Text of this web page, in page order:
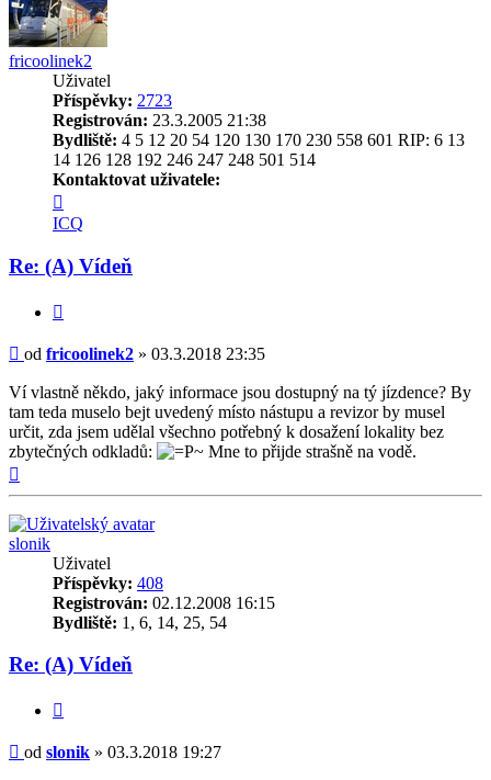
fricoolinek2
Uživatel
Příspěvky: 2723
Registrován: 23.3.2005 21:38
Bydliště: 4 5 12 20 54 120 130 170 230 558 601 RIP: 6 13
14 126 128 192 246 247 248 501 514
Kontaktovat uživatele:
uživatele
fricoolinek2
ICQ
Re: (A) Vídeň
Příspěvek
od fricoolinek2 » 03.3.2018 23:35
Ví vlastně někdo, jaký informace jsou dostupný na tý jízdence? By
tam teda muselo bejt uvedený místo nástupu a revizor by musel
určit, zda jsem udělal všechno potřebný k dosažení lokality bez
zbytečných odkladů:
Mne to přijde strašně na vodě.
slonik
Uživatel
Příspěvky: 408
Registrován: 02.12.2008 16:15
Bydliště: 1, 6, 14, 25, 54
Re: (A) Vídeň
Příspěvek
od slonik » 03.3.2018 19:27